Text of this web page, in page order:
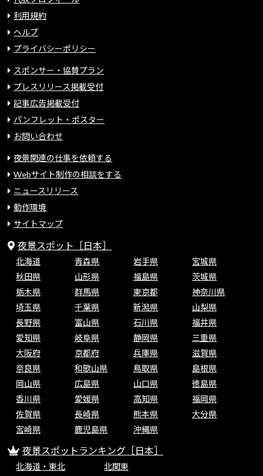
利用規約
ヘルプ
プライバシーポリシー
スポンサー・協賛プラン
プレスリリース掲載受付
記事広告掲載受付
パンフレット・ポスター
お問い合わせ
夜景関連の仕事を依頼する
Webサイト制作の相談をする
ニュースリリース
動作環境
サイトマップ
夜景スポット［日本］
北海道 青森県 岩手県
宮城県
秋田県
山形県 福島県
茨城県
栃木県
群馬県 東京都
神奈川県
埼玉県
千葉県 新潟県
山梨県
長野県
富山県 石川県
福井県
愛知県
岐阜県 静岡県
三重県
大阪府
京都府 兵庫県
滋賀県
奈良県
和歌山県 鳥取県
島根県
岡山県
広島県 山口県
徳島県
香川県
愛媛県 高知県
福岡県
佐賀県
長崎県 熊本県
大分県
宮崎県
鹿児島県 沖縄県
夜景スポットランキング［日本］
北海道・東北
北関東